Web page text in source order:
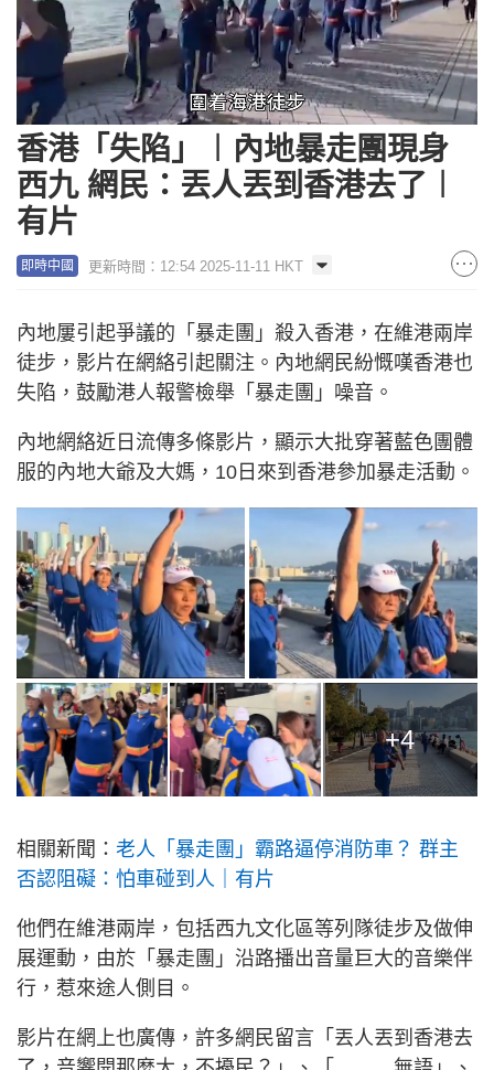
Unmute Loaded:
33.15%
香港「失陷」︱內地暴走團現身
西九 網民：丟人丟到香港去了︱
有片
即時中國 更新時間：12:54 2025-11-11 HKT
內地屢引起爭議的「暴走團」殺入香港，在維港兩岸
徒步，影片在網絡引起關注。內地網民紛慨嘆香港也
失陷，鼓勵港人報警檢舉「暴走團」噪音。
內地網絡近日流傳多條影片，顯示大批穿著藍色團體
服的內地大爺及大媽，10日來到香港參加暴走活動。
+4
相關新聞： 老人「暴走團」霸路逼停消防車？ 群主
否認阻礙：怕車碰到人｜有片
他們在維港兩岸，包括西九文化區等列隊徒步及做伸
展運動，由於「暴走團」沿路播出音量巨大的音樂伴
行，惹來途人側目。
影片在網上也廣傳，許多網民留言「丟人丟到香港去